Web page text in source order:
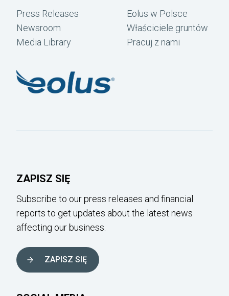
Press Releases
Newsroom
Media Library
Eolus w Polsce
Właściciele gruntów
Pracuj z nami
ZAPISZ SIĘ
Subscribe to our press releases and financial
reports to get updates about the latest news
affecting our business.
ZAPISZ SIĘ